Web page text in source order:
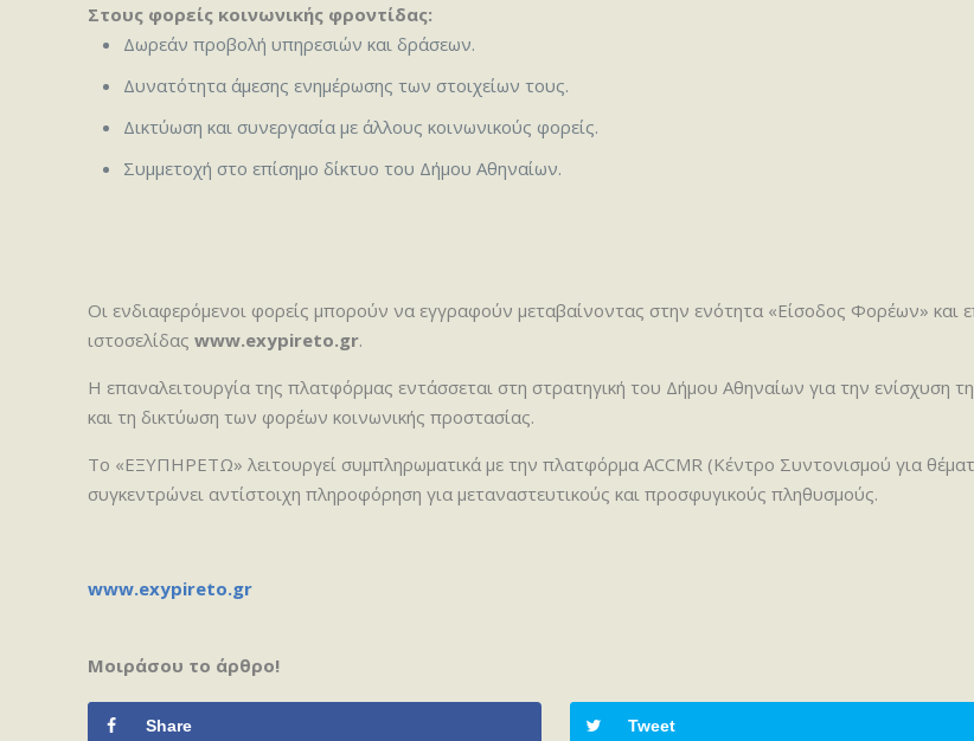
Στους φορείς κοινωνικής φροντίδας:
Δωρεάν προβολή υπηρεσιών και δράσεων.
Δυνατότητα άμεσης ενημέρωσης των στοιχείων τους.
Δικτύωση και συνεργασία με άλλους κοινωνικούς φορείς.
Συμμετοχή στο επίσημο δίκτυο του Δήμου Αθηναίων.
Οι ενδιαφερόμενοι φορείς μπορούν να εγγραφούν μεταβαίνοντας στην ενότητα «Είσοδος Φορέων» και
ιστοσελίδαςwww.exypireto.gr.
Η επαναλειτουργία της πλατφόρμας εντάσσεται στη στρατηγική του Δήμου Αθηναίων για την ενίσχυση
και τη δικτύωση των φορέων κοινωνικής προστασίας.
Το «ΕΞΥΠΗΡΕΤΩ» λειτουργεί συμπληρωματικά με την πλατφόρμα ACCMR (Κέντρο Συντονισμού για
συγκεντρώνει αντίστοιχη πληροφόρηση για μεταναστευτικούς και προσφυγικούς πληθυσμούς.
www.exypireto.gr
Μοιράσου το άρθρο!
Share Tweet